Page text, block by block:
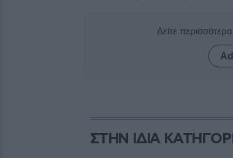
Δείτε
ΣΤΗΝ ΙΔΙΑ